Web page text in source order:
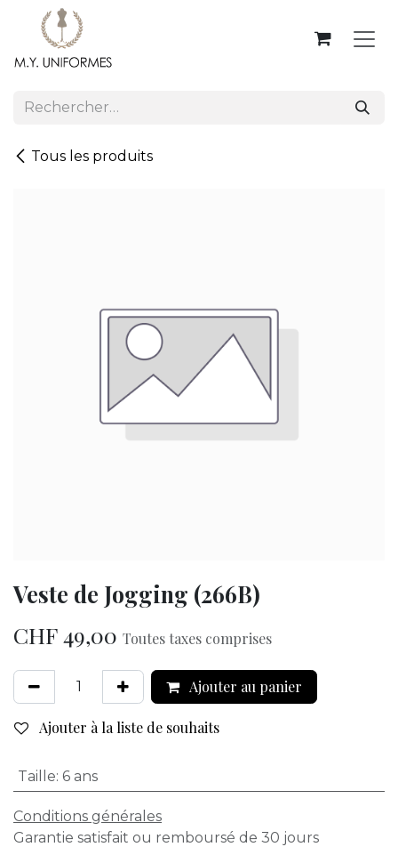
Se rendre au contenu
Tous les produits
Veste de Jogging (266B)
CHF49,00 Toutes taxes comprises
Ajouter au panier
Ajouter à la liste de souhaits
Taille: 6 ans
Conditions générales
Garantie satisfait ou remboursé de 30 jours